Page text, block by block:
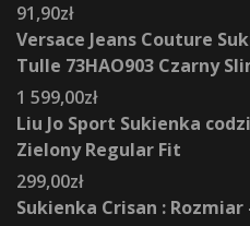
91,90zł
Versace Jeans Couture
Tulle 73HAO903 Czarny
1 599,00zł
Liu Jo Sport Sukienka
Zielony Regular Fit
299,00zł
Sukienka Crisan : Rozmiar